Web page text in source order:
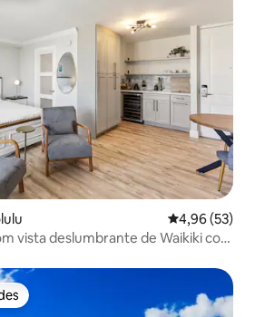
4,96 de uma
4,96 (53)
vista deslumbrante de Waikiki com